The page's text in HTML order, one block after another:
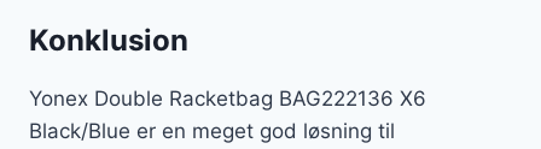
Konklusion
Yonex Double Racketbag BAG222136 X6
Black/Blue er en meget god løsning til